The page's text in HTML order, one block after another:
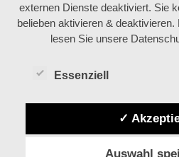
externen Dienste deaktiviert. Sie
belieben aktivieren &
lesen Sie unsere
Essenziell
✓
Auswahl